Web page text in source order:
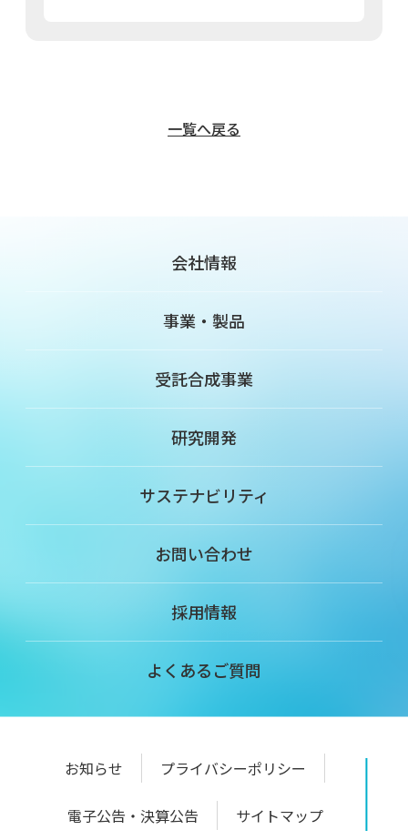
一覧へ戻る
会社情報
事業・製品
受託合成事業
研究開発
サステナビリティ
お問い合わせ
採用情報
よくあるご質問
お知らせ プライバシーポリシー
電子公告・決算公告 サイトマップ